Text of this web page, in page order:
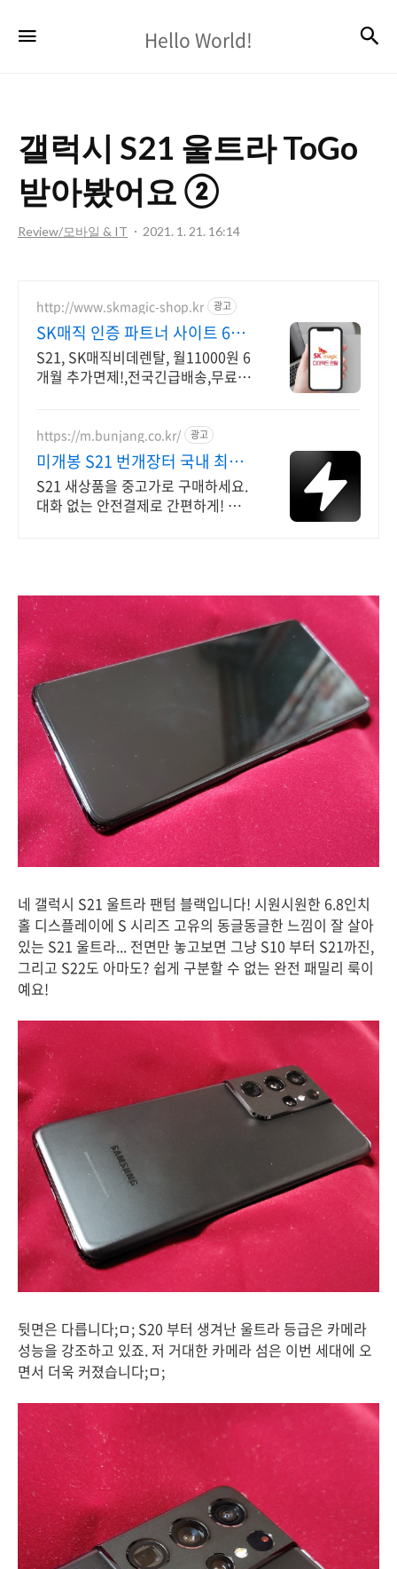
World!
Hello World!
갤럭시 S21 울트라 ToGo
받아봤어요 ②
Review/모바일 & IT 2021. 1. 21. 16:14
http://www.skmagic-shop.kr 광고
SK매직 인증 파트너 사이트 6개
월면제+추가사은품+공식몰
S21, SK매직비데렌탈, 월11000원 6
개월 추가면제!,전국긴급배송,무료설
https://m.bunjang.co.kr/ 광고
미개봉 S21 번개장터 국내 최대
브랜드 중고거래
S21 새상품을 중고가로 구매하세요.
대화 없는 안전결제로 간편하게! 전국
네 갤럭시 S21 울트라 팬텀 블랙입니다! 시원시원한 6.8인치
홀 디스플레이에 S 시리즈 고유의 동글동글한 느낌이 잘 살아
있는 S21 울트라... 전면만 놓고보면 그냥 S10 부터 S21까진,
그리고 S22도 아마도? 쉽게 구분할 수 없는 완전 패밀리 룩이
예요!
뒷면은 다릅니다;ㅁ; S20 부터 생겨난 울트라 등급은 카메라
성능을 강조하고 있죠. 저 거대한 카메라 섬은 이번 세대에 오
면서 더욱 커졌습니다;ㅁ;